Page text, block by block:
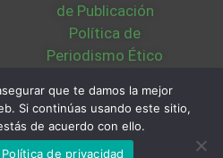
de Publicación
Política de
Periodismo Ético
Bases Legales |
Partners | Sobre
Nosotros
que te damos la mejor
Si continúas usando este sitio,
de acuerdo con ello.
Política de privacidad